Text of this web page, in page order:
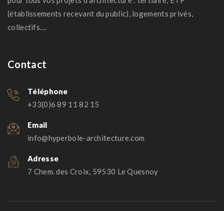
(établissements recevant du public), logements privés,
collectifs....
Contact
Téléphone
+33(0)6 89 11 82 15
Email
info@hyperbole-architecture.com
Adresse
7 Chem. des Croix, 59530 Le Quesnoy